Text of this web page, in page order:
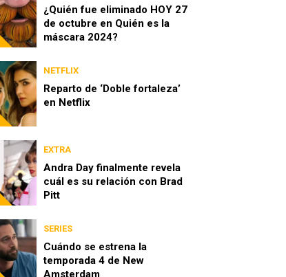
¿Quién fue eliminado HOY 27
de octubre en Quién es la
máscara 2024?
NETFLIX
Reparto de ‘Doble fortaleza’
en Netflix
EXTRA
Andra Day finalmente revela
cuál es su relación con Brad
Pitt
SERIES
Cuándo se estrena la
temporada 4 de New
Amsterdam